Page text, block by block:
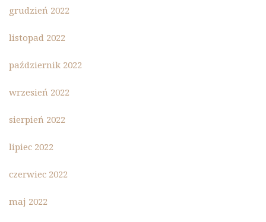
grudzień 2022
listopad 2022
październik 2022
wrzesień 2022
sierpień 2022
lipiec 2022
czerwiec 2022
maj 2022